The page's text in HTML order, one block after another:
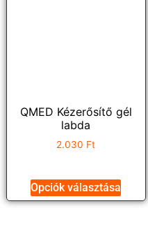
QMED Kézerősítő gél
labda
2.030 Ft
Opciók választása